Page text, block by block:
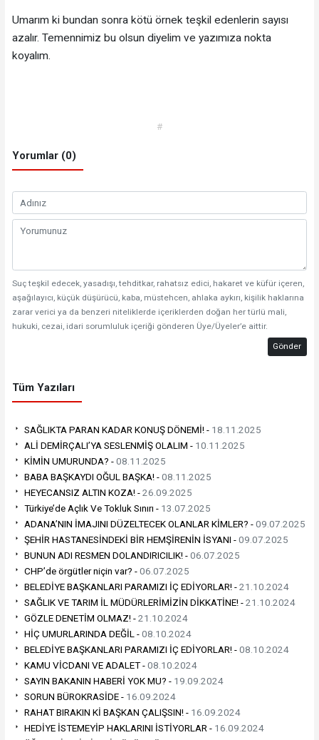
Umarım ki bundan sonra kötü örnek teşkil edenlerin sayısı
azalır. Temennimiz bu olsun diyelim ve yazımıza nokta
koyalım.
#
Yorumlar (0)
Suç teşkil edecek, yasadışı, tehditkar, rahatsız edici, hakaret ve küfür içeren,
aşağılayıcı, küçük düşürücü, kaba, müstehcen, ahlaka aykırı, kişilik haklarına
zarar verici ya da benzeri niteliklerde içeriklerden doğan her türlü mali,
hukuki, cezai, idari sorumluluk içeriği gönderen Üye/Üyeler’e aittir.
Gönder
Tüm Yazıları
SAĞLIKTA PARAN KADAR KONUŞ DÖNEMİ! - 18.11.2025
ALİ DEMİRÇALI’YA SESLENMİŞ OLALIM - 10.11.2025
KİMİN UMURUNDA? -08.11.2025
BABA BAŞKAYDI OĞUL BAŞKA! -08.11.2025
HEYECANSIZ ALTIN KOZA! -26.09.2025
Türkiye’de Açlık Ve Tokluk Sınırı - 13.07.2025
ADANA’NIN İMAJINI DÜZELTECEK OLANLAR KİMLER? -09.07.2025
ŞEHİR HASTANESİNDEKİ BİR HEMŞİRENİN İSYANI -09.07.2025
BUNUN ADI RESMEN DOLANDIRICILIK! -06.07.2025
CHP’de örgütler niçin var? -06.07.2025
BELEDİYE BAŞKANLARI PARAMIZI İÇ EDİYORLAR! -21.10.2024
SAĞLIK VE TARIM İL MÜDÜRLERİMİZİN DİKKATİNE! -21.10.2024
GÖZLE DENETİM OLMAZ! -21.10.2024
HİÇ UMURLARINDA DEĞİL -08.10.2024
BELEDİYE BAŞKANLARI PARAMIZI İÇ EDİYORLAR! -08.10.2024
KAMU VİCDANI VE ADALET -08.10.2024
SAYIN BAKANIN HABERİ YOK MU? - 19.09.2024
SORUN BÜROKRASİDE - 16.09.2024
RAHAT BIRAKIN Kİ BAŞKAN ÇALIŞSIN! - 16.09.2024
HEDİYE İSTEMEYİP HAKLARINI İSTİYORLAR - 16.09.2024